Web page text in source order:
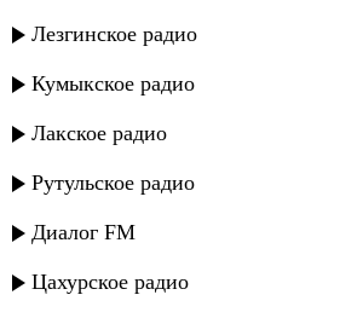
Лезгинское радио
Кумыкское радио
Лакское радио
Рутульское радио
Диалог FM
Цахурское радио